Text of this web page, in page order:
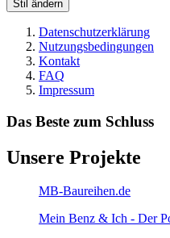
Stil ändern
Datenschutzerklärung
Nutzungsbedingungen
Kontakt
FAQ
Impressum
Das Beste zum Schluss
Unsere Projekte
MB-Baureihen.de
Mein Benz & Ich - Der